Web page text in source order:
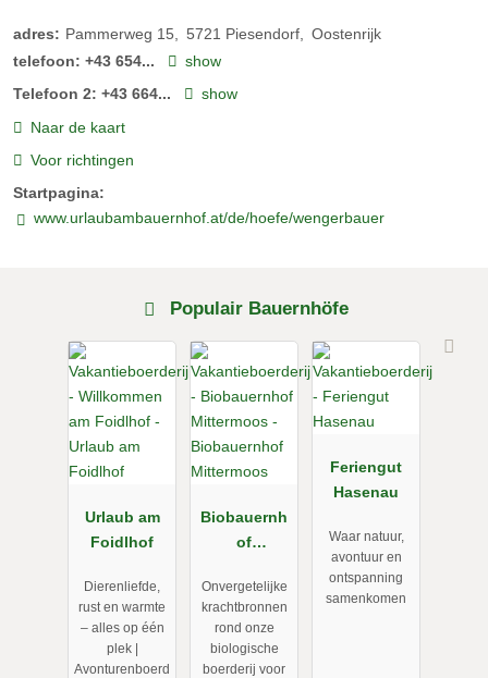
adres: Pammerweg 15 5721 Piesendorf
Oostenrijk
telefoon: +43 654...
show
Telefoon 2: +43 664...
show
Naar de kaart
Voor richtingen
Startpagina:
www.urlaubambauernhof.at/de/hoefe/wengerbauer
Populair Bauernhöfe
Urlaub am
Foidlhof
Dierenliefde,
rust en warmte
– alles op één
plek |
Avonturenboerd
Biobauernh
of
Onvergetelijke
krachtbronnen
rond onze
biologische
boerderij voor
Feriengut
Hasenau
Waar natuur,
avontuur en
ontspanning
samenkomen